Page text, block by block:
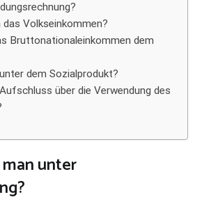
Volkseinkommen?
Bruttonationaleinkommen dem
dem Sozialprodukt?
über die Verwendung des
unter